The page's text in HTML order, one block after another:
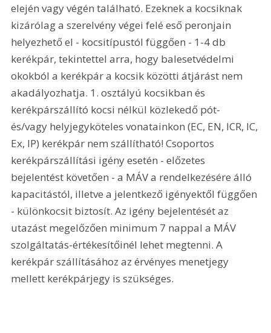
elején vagy végén található. Ezeknek a kocsiknak
kizárólag a szerelvény végei felé eső peronjain
helyezhető el - kocsitípustól függően - 1-4 db
kerékpár, tekintettel arra, hogy balesetvédelmi
okokból a kerékpár a kocsik közötti átjárást nem
akadályozhatja. 1. osztályú kocsikban és
kerékpárszállító kocsi nélkül közlekedő pót-
és/vagy helyjegyköteles vonatainkon (EC, EN, ICR, IC,
Ex, IP) kerékpár nem szállítható! Csoportos
kerékpárszállítási igény esetén - előzetes
bejelentést követően - a MÁV a rendelkezésére álló
kapacitástól, illetve a jelentkező igényektől függően
- különkocsit biztosít. Az igény bejelentését az
utazást megelőzően minimum 7 nappal a MÁV
szolgáltatás-értékesítőinél lehet megtenni. A
kerékpár szállításához az érvényes menetjegy
mellett kerékpárjegy is szükséges.